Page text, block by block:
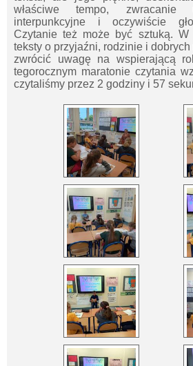
właściwe tempo,
interpunkcyjne i oczywiście
Czytanie też może być sztuką. W
teksty o przyjaźni, rodzinie i
zwrócić uwagę na wspierającą
tegorocznym maratonie czytania
czytaliśmy przez 2 godziny i 57